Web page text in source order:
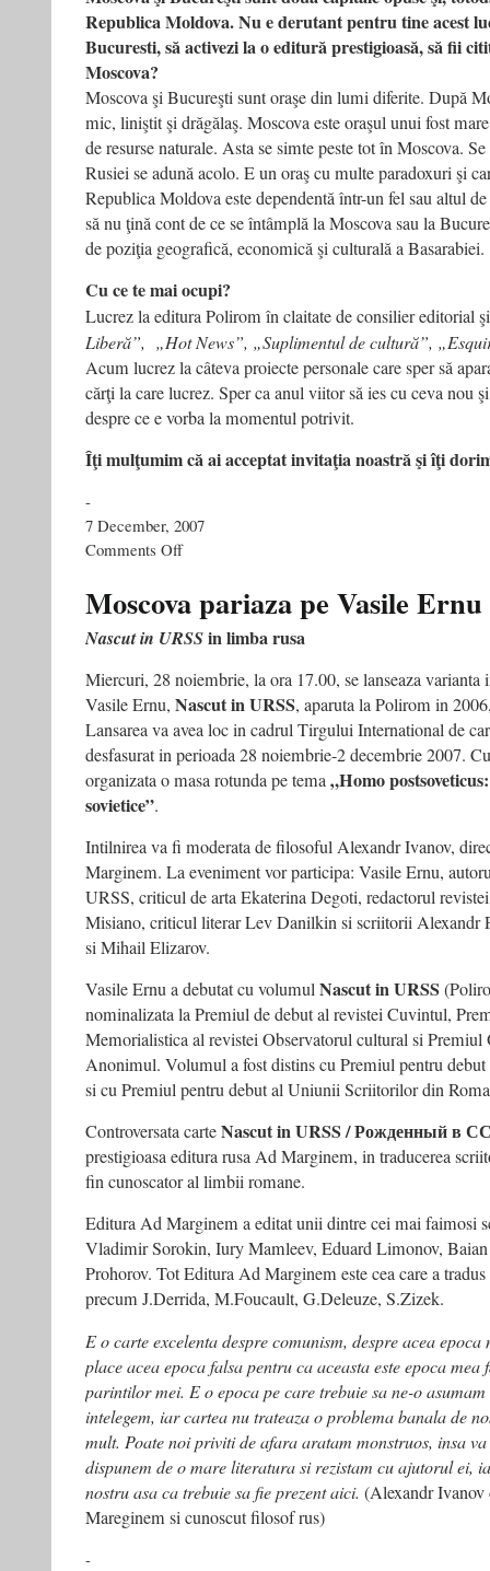
Republica Moldova. Nu e derutant pentru tine acest
Bucuresti, să activezi la o editură prestigioasă, să fii
Moscova?
Moscova şi Bucureşti sunt oraşe din lumi diferite. După
mic, liniştit şi drăgălaş. Moscova este oraşul unui fost
de resurse naturale. Asta se simte peste tot în Moscova.
Rusiei se adună acolo. E un oraş cu multe paradoxuri şi
Republica Moldova este dependentă într-un fel sau altul
să nu ţină cont de ce se întâmplă la Moscova sau la
de poziţia geografică, economică şi culturală a Basarabiei.
Cu ce te mai ocupi?
Lucrez la editura Polirom în claitate de consilier editorial
Liberă”, „Hot News”, „Suplimentul de cultură”,
Acum lucrez la câteva proiecte personale care sper să
cărţi la care lucrez. Sper ca anul viitor să ies cu ceva nou
despre ce e vorba la momentul potrivit.
Îţi mulţumim că ai acceptat invitaţia noastră şi îţi
-
7 December, 2007
Comments Offon
la
Bucuresti
si
la
Moscova
7
decembrie
Moscova pariaza pe Vasile Ernu
Nascut in URSSin limba rusa
Miercuri, 28 noiembrie, la ora 17.00, se lanseaza
Vasile Ernu, Nascut in URSS, aparuta la Polirom in
Lansarea va avea loc in cadrul Tirgului International de
desfasurat in perioada 28 noiembrie-2 decembrie 2007.
organizata o masa rotunda pe tema„Homo
sovietice”.
Intilnirea va fi moderata de filosoful Alexandr Ivanov,
Marginem. La eveniment vor participa: Vasile Ernu,
URSS, criticul de arta Ekaterina Degoti, redactorul
Misiano, criticul literar Lev Danilkin si scriitorii Alexandr
si Mihail Elizarov.
Vasile Ernu a debutat cu volumulNascut in URSS
nominalizata la Premiul de debut al revistei Cuvintul,
Memorialistica al revistei Observatorul cultural si Premiul
Anonimul. Volumul a fost distins cu Premiul pentru
si cu Premiul pentru debut al Uniunii Scriitorilor din
Controversata carteNascut in URSS / Рожденный в
prestigioasa editura rusa Ad Marginem, in traducerea
fin cunoscator al limbii romane.
Editura Ad Marginem a editat unii dintre cei mai faimosi
Vladimir Sorokin, Iury Mamleev, Eduard Limonov,
Prohorov. Tot Editura Ad Marginem este cea care a
precum J.Derrida, M.Foucault, G.Deleuze, S.Zizek.
E o carte excelenta despre comunism, despre acea
place acea epoca falsa pentru ca aceasta este epoca mea
parintilor mei. E o epoca pe care trebuie sa ne-o
intelegem, iar cartea nu trateaza o problema banala de
mult. Poate noi priviti de afara aratam monstruos, insa
dispunem de o mare literatura si rezistam cu ajutorul ei,
nostru asa ca trebuie sa fie prezent aici. (Alexandr
Mareginem si cunoscut filosof rus)
-